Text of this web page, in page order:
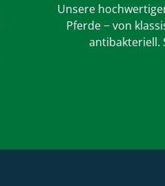
Unsere
Pferde − von
antibakteriell.